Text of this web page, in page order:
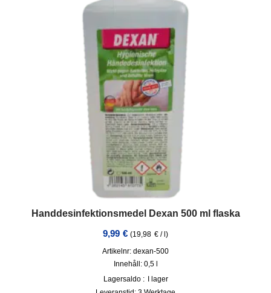
Handdesinfektionsmedel Dexan 500 ml flaska
9,99 € (19,98 € /l)
Artikelnr: dexan-500
Innehåll: 0,5
Lagersaldo :
I lager